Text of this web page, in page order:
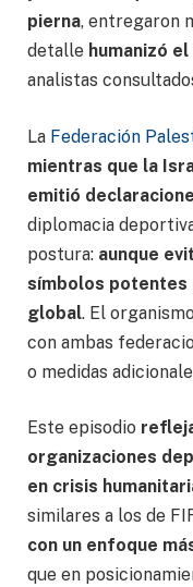
pierna, entregaron
detalle humanizó
analistas
La Federación
mientras que la
emitió
diplomacia
postura: aunque
símbolos potentes
global. El
con ambas
o medidas
Este episodio
organizaciones
en crisis
similares a los de
con un enfoque
que en